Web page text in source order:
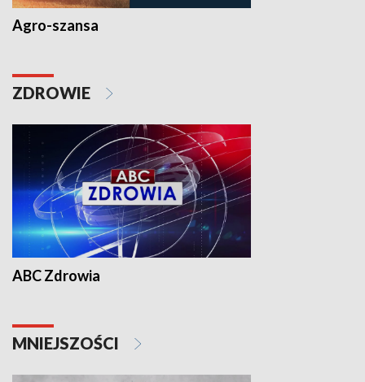
Agro-szansa
ZDROWIE
ABC Zdrowia
MNIEJSZOŚCI